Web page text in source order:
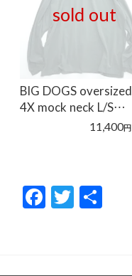
sold out
BIG DOGS oversized
4X mock neck L/S…
11,400円
F
ac
T
w